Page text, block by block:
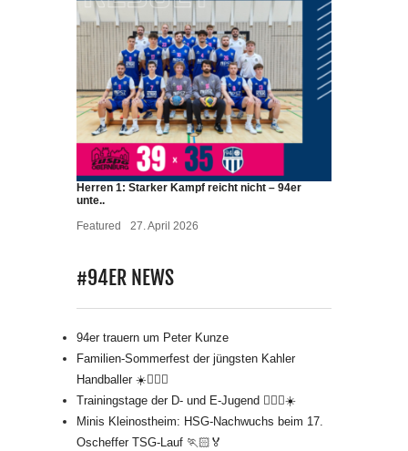
Herren 1: Starker Kampf reicht nicht – 94er
unte..
Featured
27. April 2026
#94ER NEWS
94er trauern um Peter Kunze
Familien-Sommerfest der jüngsten Kahler
Handballer ☀️🤾🏻‍♂️
Trainingstage der D- und E-Jugend 🤾🏻‍♂️☀️
Minis Kleinostheim: HSG-Nachwuchs beim 17.
Oscheffer TSG-Lauf 🏃🏻🏅